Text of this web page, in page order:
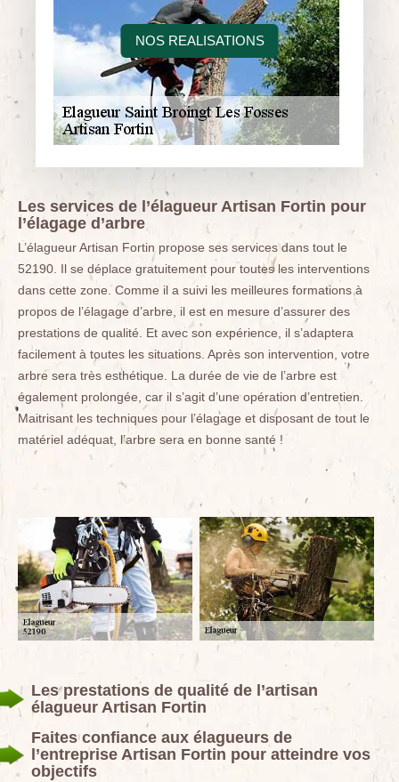
NOS REALISATIONS
Les services de l’élagueur Artisan Fortin pour
l’élagage d’arbre
L’élagueur Artisan Fortin propose ses services dans tout le
52190. Il se déplace gratuitement pour toutes les interventions
dans cette zone. Comme il a suivi les meilleures formations à
propos de l’élagage d’arbre, il est en mesure d’assurer des
prestations de qualité. Et avec son expérience, il s’adaptera
facilement à toutes les situations. Après son intervention, votre
arbre sera très esthétique. La durée de vie de l’arbre est
également prolongée, car il s’agit d’une opération d’entretien.
Maitrisant les techniques pour l’élagage et disposant de tout le
matériel adéquat, l’arbre sera en bonne santé !
Les prestations de qualité de l’artisan
élagueur Artisan Fortin
Faites confiance aux élagueurs de
l’entreprise Artisan Fortin pour atteindre vos
objectifs